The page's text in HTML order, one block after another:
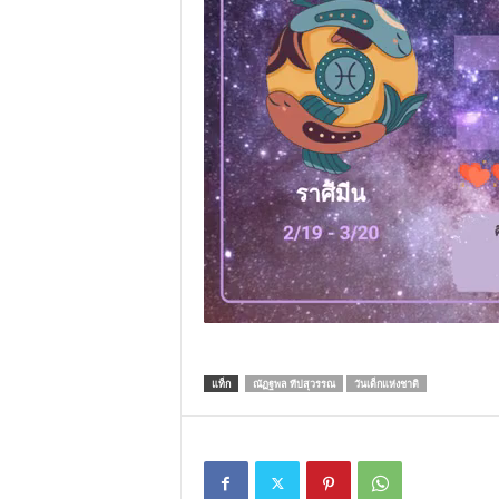
แท็ก ณัฏฐพล ทีปสุวรรณ วันเด็กแห่งชาติ